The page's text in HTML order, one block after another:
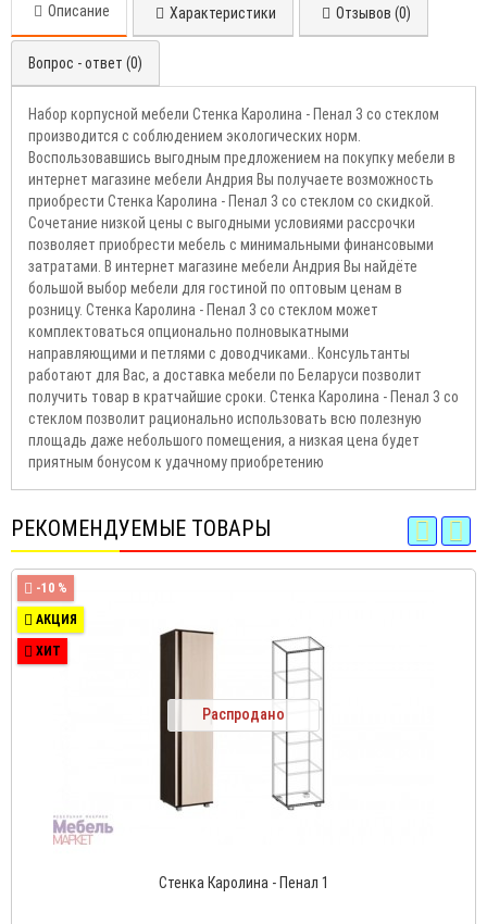
Описание Характеристики Отзывов (0)
Вопрос - ответ (0)
Набор корпусной мебели Стенка Каролина - Пенал 3 со стеклом
производится с соблюдением экологических норм.
Воспользовавшись выгодным предложением на покупку мебели в
интернет магазине мебели Андрия Вы получаете возможность
приобрести Стенка Каролина - Пенал 3 со стеклом со скидкой.
Сочетание низкой цены с выгодными условиями рассрочки
позволяет приобрести мебель с минимальными финансовыми
затратами. В интернет магазине мебели Андрия Вы найдёте
большой выбор мебели для гостиной по оптовым ценам в
розницу. Стенка Каролина - Пенал 3 со стеклом может
комплектоваться опционально полновыкатными
направляющими и петлями с доводчиками.. Консультанты
работают для Вас, а доставка мебели по Беларуси позволит
получить товар в кратчайшие сроки. Стенка Каролина - Пенал 3 со
стеклом позволит рационально использовать всю полезную
площадь даже небольшого помещения, а низкая цена будет
приятным бонусом к удачному приобретению
РЕКОМЕНДУЕМЫЕ ТОВАРЫ
-10 %
АКЦИЯ
ХИТ
Распродано
Стенка Каролина - Пенал 1